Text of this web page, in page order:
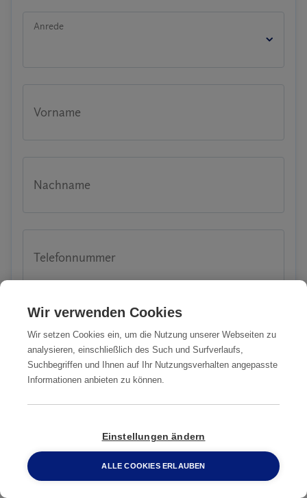
Anrede
Vorname
Nachname
Telefonnummer
Email-Adresse
PLZ
Stadt 0800 2 33 04 00
Wir verwenden Cookies
Wir setzen Cookies ein, um die Nutzung unserer Webseiten zu
analysieren, einschließlich des Such und Surfverlaufs,
Suchbegriffen und Ihnen auf Ihr Nutzungsverhalten angepasste
Informationen anbieten zu können.
Einstellungen ändern
ALLE COOKIES ERLAUBEN